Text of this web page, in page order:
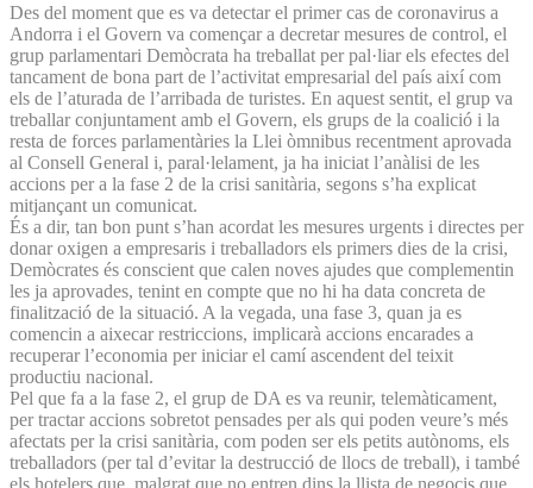
Des del moment que es va detectar el primer cas de coronavirus a
Andorra i el Govern va començar a decretar mesures de control, el
grup parlamentari Demòcrata ha treballat per pal·liar els efectes del
tancament de bona part de l’activitat empresarial del país així com
els de l’aturada de l’arribada de turistes. En aquest sentit, el grup va
treballar conjuntament amb el Govern, els grups de la coalició i la
resta de forces parlamentàries la Llei òmnibus recentment aprovada
al Consell General i, paral·lelament, ja ha iniciat l’anàlisi de les
accions per a la fase 2 de la crisi sanitària, segons s’ha explicat
mitjançant un comunicat.
És a dir, tan bon punt s’han acordat les mesures urgents i directes per
donar oxigen a empresaris i treballadors els primers dies de la crisi,
Demòcrates és conscient que calen noves ajudes que complementin
les ja aprovades, tenint en compte que no hi ha data concreta de
finalització de la situació. A la vegada, una fase 3, quan ja es
comencin a aixecar restriccions, implicarà accions encarades a
recuperar l’economia per iniciar el camí ascendent del teixit
productiu nacional.
Pel que fa a la fase 2, el grup de DA es va reunir, telemàticament,
per tractar accions sobretot pensades per als qui poden veure’s més
afectats per la crisi sanitària, com poden ser els petits autònoms, els
treballadors (per tal d’evitar la destrucció de llocs de treball), i també
els hotelers que, malgrat que no entren dins la llista de negocis que